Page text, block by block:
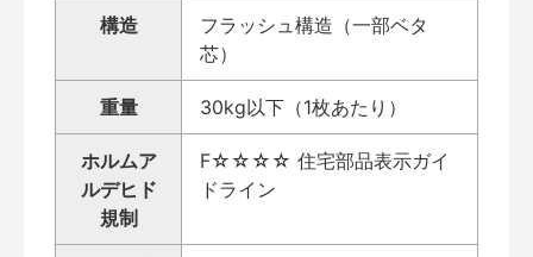
構造
フラッシュ構造（一部ベタ
芯）
重量 30kg以下（1枚あたり）
ホルムア
ルデヒド
規制
F☆☆☆☆ 住宅部品表示ガイ
ドライン